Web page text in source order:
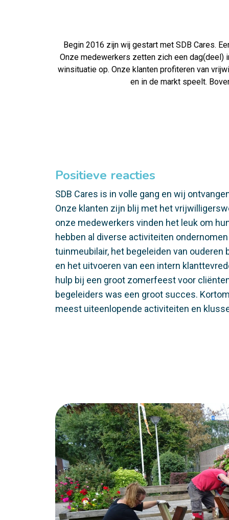
Begin 2016 zijn wij gestart met SDB Cares.
Onze medewerkers zetten zich een dag(deel)
winsituatie op. Onze klanten profiteren van
en in de markt speelt.
Positieve reacties
SDB Cares is in volle gang en wij
Onze klanten zijn blij met het
onze medewerkers vinden het leuk om
hebben al diverse activiteiten
tuinmeubilair, het begeleiden van
en het uitvoeren van een intern
hulp bij een groot zomerfeest voor
begeleiders was een groot succes.
meest uiteenlopende activiteiten en